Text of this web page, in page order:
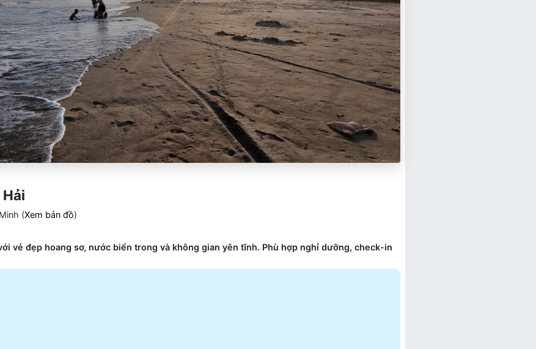
(Xem bản đồ)
vẻ đẹp hoang sơ, nước biển trong và không gian yên tĩnh. Phù hợp nghỉ dưỡng, check-in